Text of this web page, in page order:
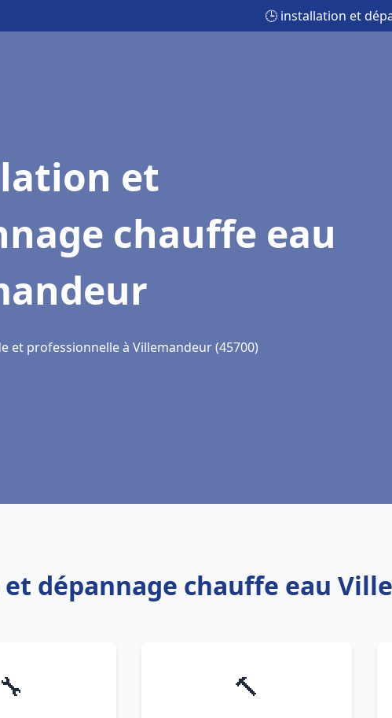
🕒 installation et
et
chauffe eau
et professionnelle à Villemandeur (45700)
dépannage chauffe eau
🔧 🔨